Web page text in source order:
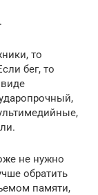
то
бег, то
не нужно
обратить
памяти,